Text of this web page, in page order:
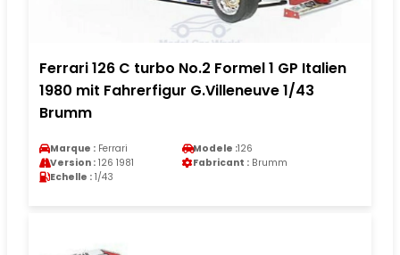
Ferrari 126 C turbo No.2 Formel 1 GP Italien
1980 mit Fahrerfigur G.Villeneuve 1/43
Brumm
Marque : Ferrari Modele :126
Version : 126 1981 Fabricant : Brumm
Echelle : 1/43